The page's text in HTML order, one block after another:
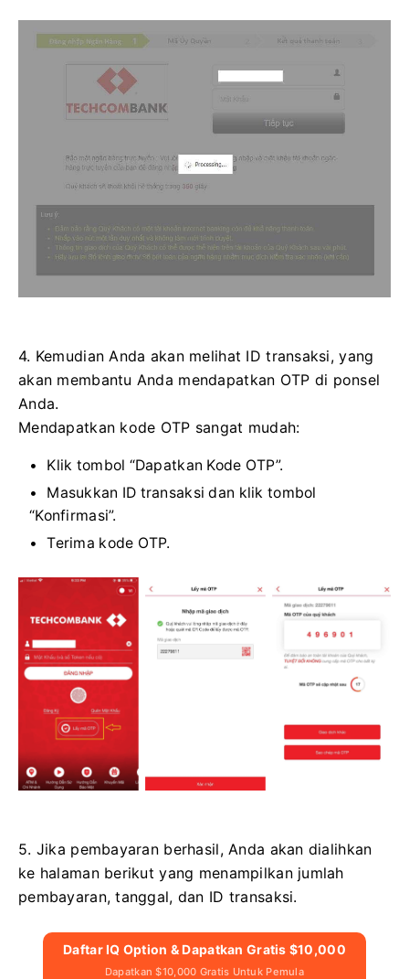
4. Kemudian Anda akan melihat ID transaksi, yang
akan membantu Anda mendapatkan OTP di ponsel
Anda.
Mendapatkan kode OTP sangat mudah:
Klik tombol “Dapatkan Kode OTP”.
Masukkan ID transaksi dan klik tombol
“Konfirmasi”.
Terima kode OTP.
5. Jika pembayaran berhasil, Anda akan dialihkan
ke halaman berikut yang menampilkan jumlah
pembayaran, tanggal, dan ID transaksi.
Daftar IQ Option & Dapatkan Gratis $10,000
Dapatkan $10,000 Gratis Untuk Pemula